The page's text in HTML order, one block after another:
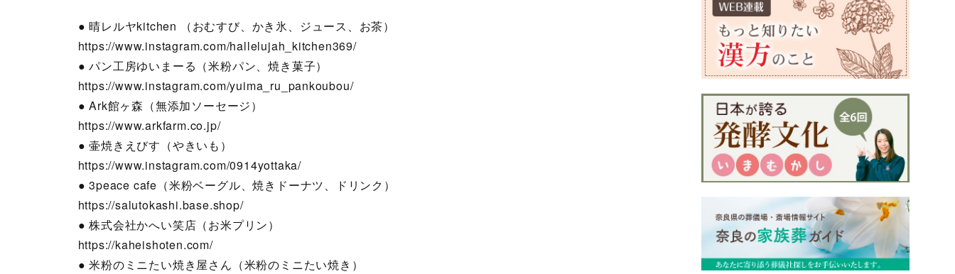
● 晴レルヤkitchen （おむすび、かき氷、ジュース、お茶）
https://www.instagram.com/hallelujah_kitchen369/
● パン工房ゆいまーる（米粉パン、焼き菓子）
https://www.instagram.com/yuima_ru_pankoubou/
● Ark館ヶ森（無添加ソーセージ）
https://www.arkfarm.co.jp/
● 壷焼きえびす（やきいも）
https://www.instagram.com/0914yottaka/
● 3peace cafe（米粉ベーグル、焼きドーナツ、ドリンク）
https://salutokashi.base.shop/
● 株式会社かへい笑店（お米プリン）
https://kaheishoten.com/
● 米粉のミニたい焼き屋さん（米粉のミニたい焼き）